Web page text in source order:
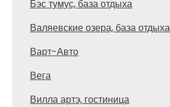
Бэс тумус, база отдыха
Валяевские озера, база отдыха
Варт-Авто
Вега
Вилла артэ, гостиница